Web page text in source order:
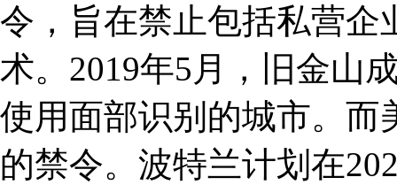
令，旨在禁止包括私营企
术。2019年5月，旧金山
使用面部识别的城市。而
的禁令。波特兰计划在